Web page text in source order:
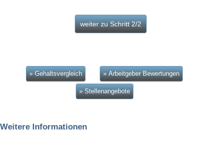
» Gehaltsvergleich » Arbeitgeber Bewertungen
» Stellenangebote
Weitere Informationen